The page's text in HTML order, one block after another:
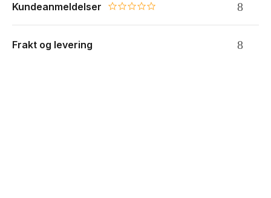
Kundeanmeldelser 0.0 star rating
Frakt og levering